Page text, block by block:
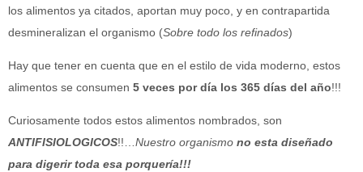
los alimentos ya citados, aportan muy poco, y en contrapartida
desmineralizan el organismo (Sobre todo los refinados)
Hay que tener en cuenta que en el estilo de vida moderno, estos
alimentos se consumen 5 veces por día los 365 días del año!!!
Curiosamente todos estos alimentos nombrados, son
ANTIFISIOLOGICOS!!…Nuestro organismo no esta diseñado
para digerir toda esa porquería!!!